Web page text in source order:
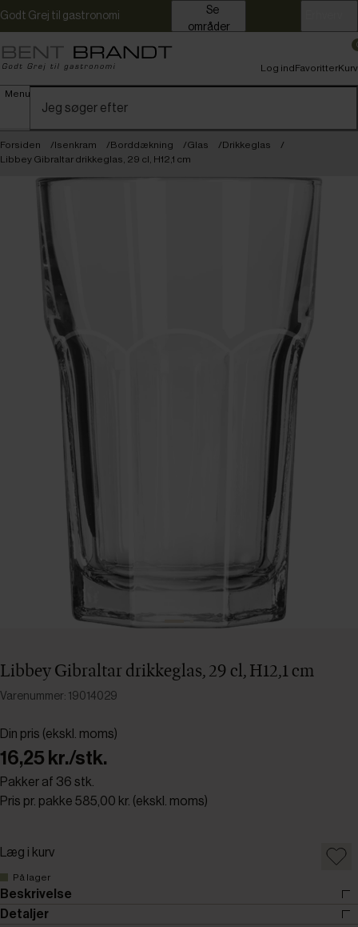
Godt Grej til gastronomi
områder
Menu
Log indFavoritterKurv
Forsiden Isenkram Borddækning Glas
Drikkeglas
Libbey Gibraltar drikkeglas, 29 cl, H12,1 cm
Libbey Gibraltar drikkeglas, 29 cl, H12,1 cm
Varenummer: 19014029
Din pris (ekskl. moms)
16,25 kr./stk.
Pakker af 36 stk.
Pris pr. pakke 585,00 kr. (ekskl. moms)
Læg i kurv
På lager
Beskrivelse
Detaljer